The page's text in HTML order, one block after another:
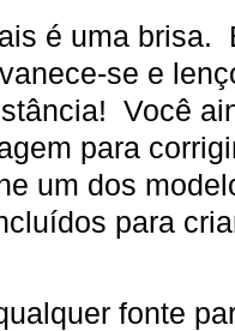
é uma brisa.
se e
Você
para
um dos
para
fonte